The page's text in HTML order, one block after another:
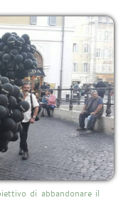
di abbandonare il